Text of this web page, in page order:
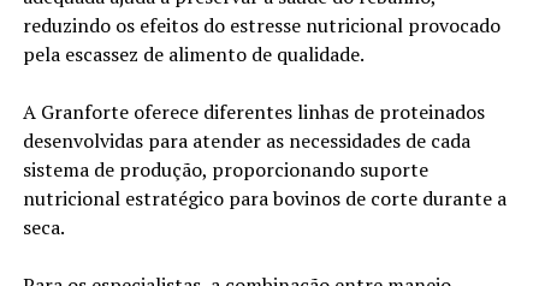
reduzindo os efeitos do estresse nutricional provocado
pela escassez de alimento de qualidade.
A Granforte oferece diferentes linhas de proteinados
desenvolvidas para atender as necessidades de cada
sistema de produção, proporcionando suporte
nutricional estratégico para bovinos de corte durante a
seca.